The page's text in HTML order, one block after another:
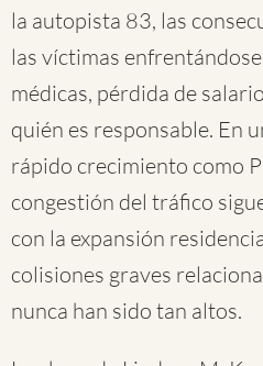
la autopista 83, las
las víctimas
médicas, pérdida de
quién es responsable. En
rápido crecimiento como
congestión del tráfico
con la expansión
colisiones graves
nunca han sido tan altos.